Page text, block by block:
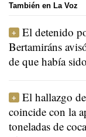
También en La Voz
El detenido
Bertamiráns
de que había
El hallazgo
coincide con la
toneladas de coca